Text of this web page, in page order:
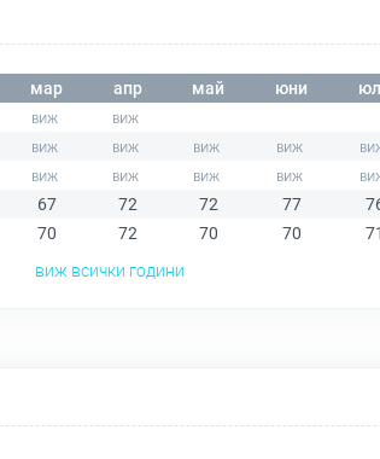
мар апр май юни
67 72 72 77
70 72 70 70
виж всички години